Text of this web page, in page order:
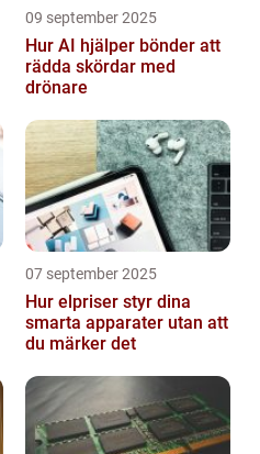
09 september 2025
Hur AI hjälper bönder att
rädda skördar med
drönare
07 september 2025
Hur elpriser styr dina
smarta apparater utan att
du märker det